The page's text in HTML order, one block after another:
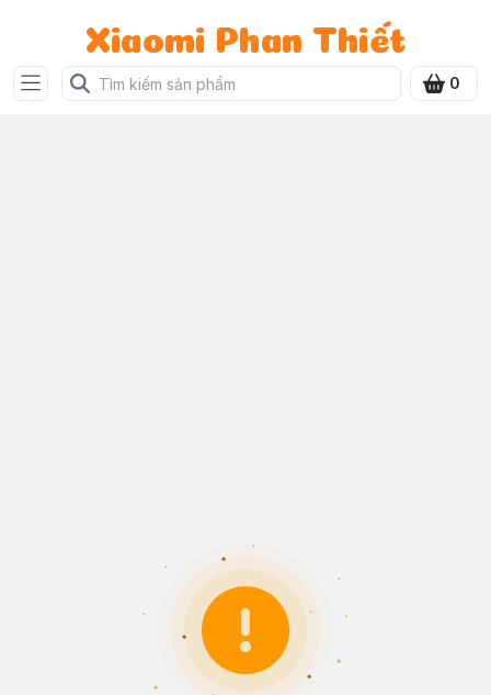
Xiaomi Phan Thiết
0